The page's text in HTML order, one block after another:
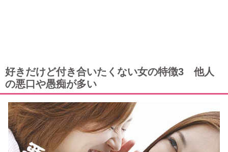
好きだけど付き合いたくない女の特徴3 他人
の悪口や愚痴が多い